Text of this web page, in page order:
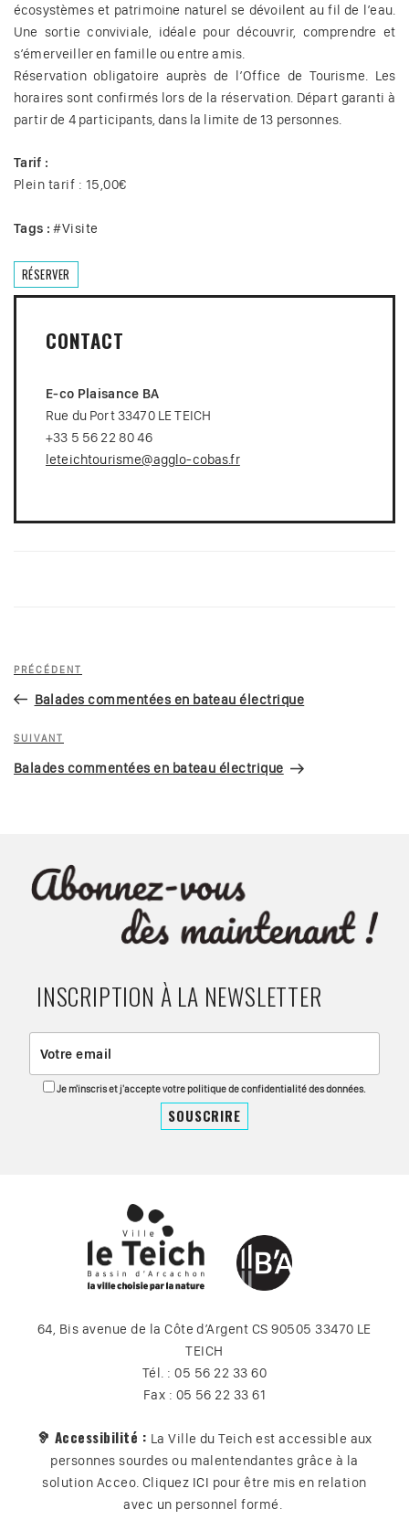
écosystèmes et patrimoine naturel se dévoilent au fil de l’eau.
Une sortie conviviale, idéale pour découvrir, comprendre et
s’émerveiller en famille ou entre amis.
Réservation obligatoire auprès de l’Office de Tourisme. Les
horaires sont confirmés lors de la réservation. Départ garanti à
partir de 4 participants, dans la limite de 13 personnes.
Tarif :
Plein tarif : 15,00€
Tags : #Visite
RÉSERVER
CONTACT
E-co Plaisance BA
Rue du Port 33470 LE TEICH
+33 5 56 22 80 46
leteichtourisme@agglo-cobas.fr
Navigation
l’article
Article
précédent
PRÉCÉDENT
Balades commentées en bateau électrique
Article
suivant
SUIVANT
Balades commentées en bateau électrique
INSCRIPTION À LA NEWSLETTER
Je m'inscris et j'accepte votre politique de confidentialité des données.
64, Bis avenue de la Côte d’Argent CS 90505 33470 LE
TEICH
Tél. : 05 56 22 33 60
Fax : 05 56 22 33 61
🦻 Accessibilité : La Ville du Teich est accessible aux
personnes sourdes ou malentendantes grâce à la
solution Acceo. Cliquez ICI pour être mis en relation
avec un personnel formé.